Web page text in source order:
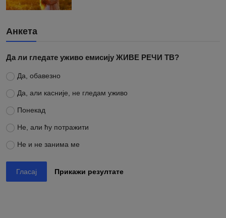
Анкета
Да ли гледате уживо емисију ЖИВЕ РЕЧИ ТВ?
Да, обавезно
Да, али касније, не гледам уживо
Понекад
Не, али ћу потражити
Не и не занима ме
Гласај Прикажи резултате